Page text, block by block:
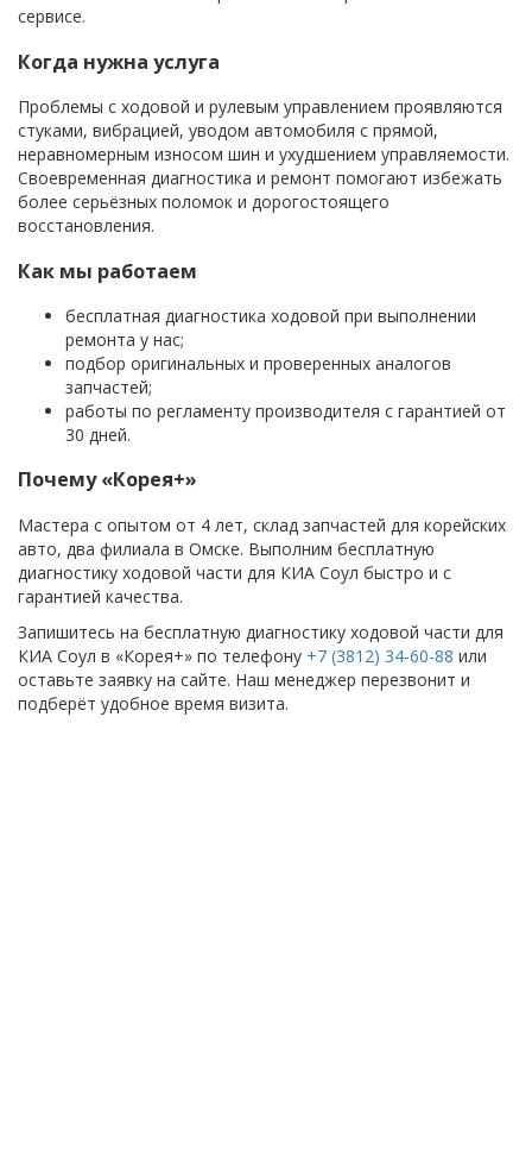
сервисе.
Когда нужна услуга
Проблемы с ходовой и рулевым управлением проявляются
стуками, вибрацией, уводом автомобиля с прямой,
неравномерным износом шин и ухудшением управляемости.
Своевременная диагностика и ремонт помогают избежать
более серьёзных поломок и дорогостоящего
восстановления.
Как мы работаем
бесплатная диагностика ходовой при выполнении
ремонта у нас;
подбор оригинальных и проверенных аналогов
запчастей;
работы по регламенту производителя с гарантией от
30 дней.
Почему «Корея+»
Мастера с опытом от 4 лет, склад запчастей для корейских
авто, два филиала в Омске. Выполним бесплатную
диагностику ходовой части для КИА Соул быстро и с
гарантией качества.
Запишитесь на бесплатную диагностику ходовой части для
КИА Соул в «Корея+» по телефону +7 (3812) 34-60-88 или
оставьте заявку на сайте. Наш менеджер перезвонит и
подберёт удобное время визита.